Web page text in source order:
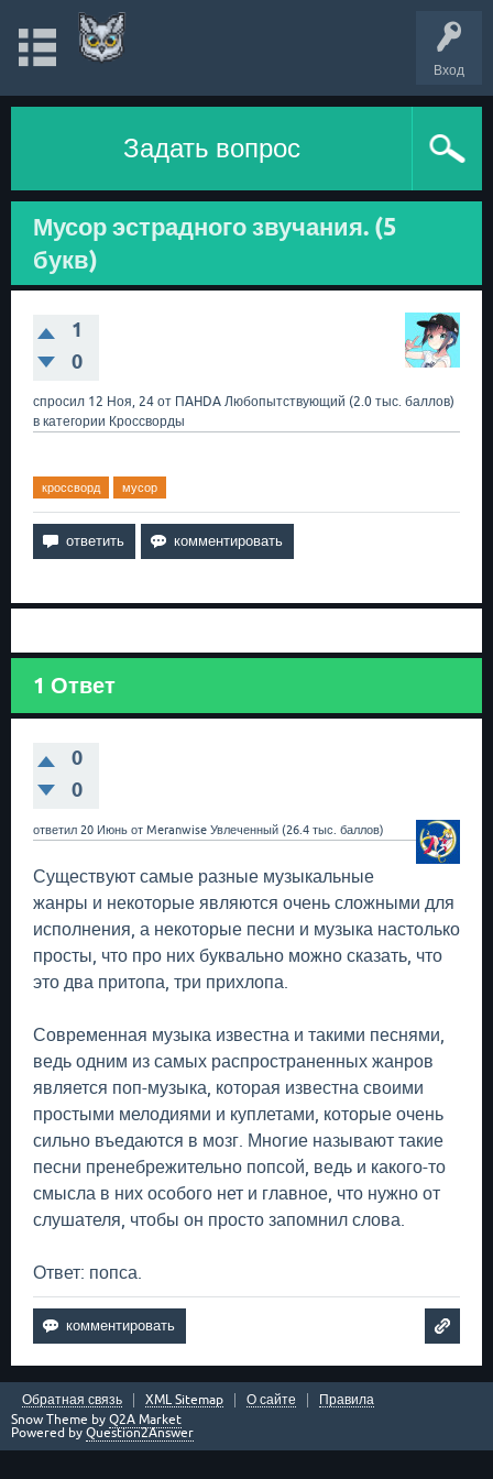
Вход
Задать вопрос
Мусор эстрадного звучания. (5
букв)
1
0
спросил 12 Ноя, 24 от ПAHDA Любопытствующий (2.0 тыс. баллов)
в категории Кроссворды
кроссворд мусор
1 Ответ
0
0
ответил 20 Июнь от Meranwise Увлеченный (26.4 тыс. баллов)
Существуют самые разные музыкальные
жанры и некоторые являются очень сложными для
исполнения, а некоторые песни и музыка настолько
просты, что про них буквально можно сказать, что
это два притопа, три прихлопа.
Современная музыка известна и такими песнями,
ведь одним из самых распространенных жанров
является поп-музыка, которая известна своими
простыми мелодиями и куплетами, которые очень
сильно въедаются в мозг. Многие называют такие
песни пренебрежительно попсой, ведь и какого-то
смысла в них особого нет и главное, что нужно от
слушателя, чтобы он просто запомнил слова.
Ответ: попса.
Обратная связь XML Sitemap О сайте
Правила
Snow Theme by Q2A Market
Powered by Question2Answer